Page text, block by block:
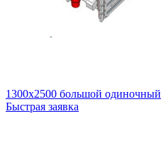
1300x2500 большой одиночный
Быстрая заявка